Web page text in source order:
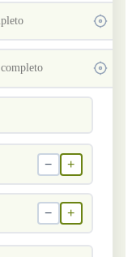
− +
− +